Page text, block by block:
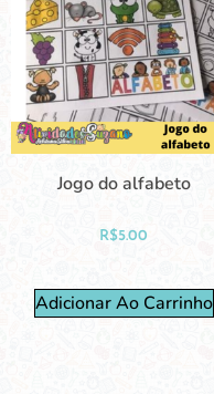
Jogo do alfabeto
R$5.00
Adicionar Ao Carrinho